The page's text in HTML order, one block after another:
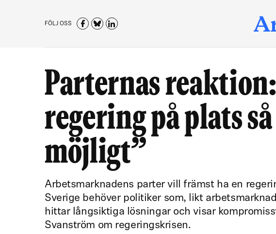
FÖLJ OSS
Parternas
regering på plats
möjligt”
Arbetsmarknadens parter vill främst ha en
Sverige behöver politiker som, likt
hittar långsiktiga lösningar och visar
Svanström om regeringskrisen.